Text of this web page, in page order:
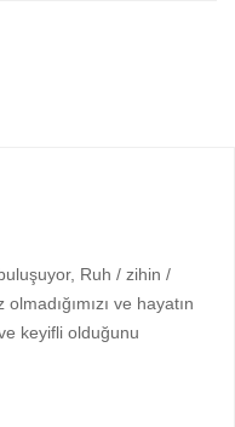
Ruh / zihin /
ve hayatın
keyifli olduğunu